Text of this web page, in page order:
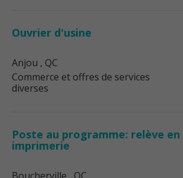
Ouvrier d'usine
Anjou , QC
Commerce et offres de services
diverses
Poste au programme: relève en
imprimerie